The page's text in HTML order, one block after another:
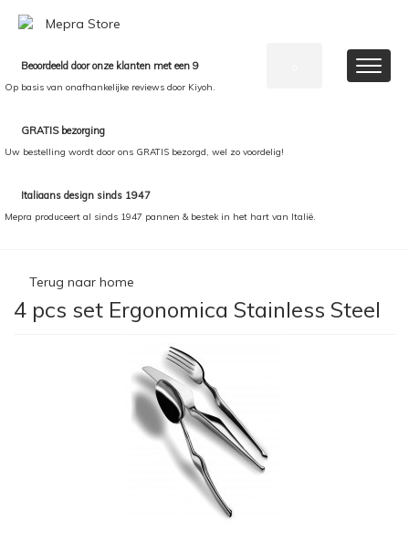
Beoordeeld door onze klanten met een 9
Op basis van onafhankelijke reviews door Kiyoh.
GRATIS bezorging
Uw bestelling wordt door ons GRATIS bezorgd, wel zo voordelig!
Italiaans design sinds 1947
Mepra produceert al sinds 1947 pannen & bestek in het hart van Italië.
Terug naar home
4 pcs set Ergonomica Stainless Steel